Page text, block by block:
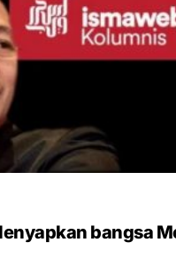
bangsa